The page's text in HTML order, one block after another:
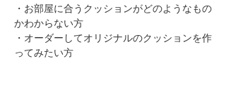
・お部屋に合うクッションがどのようなもの
かわからない方
・オーダーしてオリジナルのクッションを作
ってみたい方